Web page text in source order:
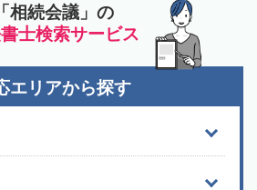
「相続会議」の
士検索サービス
エリアから探す